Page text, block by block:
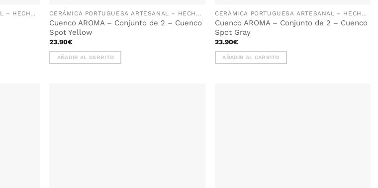
CERÁMICA PORTUGUESA ARTESANAL – HECHA A MANO EN PORTUGAL CERÁMICA PORTUGUESA ARTESANAL – HECHA A MANO EN PORTUGAL
Cuenco AROMA – Conjunto de 2 – Cuenco
Spot Yellow
23.90€
AÑADIR AL CARRITO
CERÁMICA PORTUGUESA ARTESANAL – HECHA A MANO EN PORTUGAL
Cuenco AROMA – Conjunto de 2 – Cuenco
Spot Gray
23.90€
AÑADIR AL CARRITO